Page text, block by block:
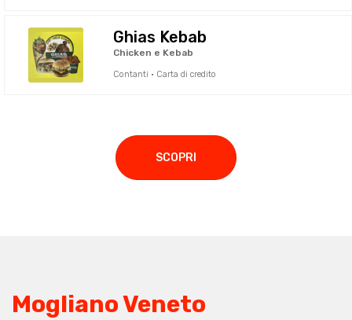
Ghias Kebab
Chicken e Kebab
Contanti · Carta di credito
SCOPRI
Mogliano Veneto